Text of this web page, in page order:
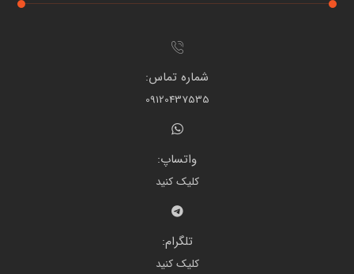
شماره تماس:
09120437535
واتساپ:
کلیک کنید
تلگرام:
کلیک کنید